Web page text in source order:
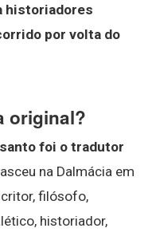
historiadores
por volta do
original?
foi o tradutor
na Dalmácia em
filósofo,
historiador,